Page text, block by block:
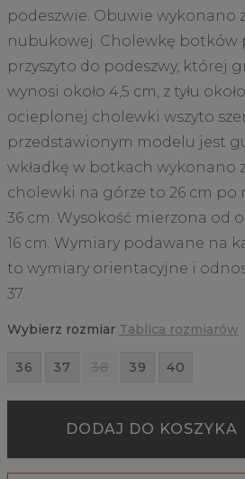
podeszwie. Obuwie wykonano
nubukowej. Cholewkę botków
przyszyto do podeszwy, której
wynosi około 4,5 cm, z tyłu
ocieplonej cholewki wszyto
przedstawionym modelu jest
wkładkę w botkach wykonano
cholewki na górze to 26 cm po
36 cm. Wysokość mierzona od
16 cm. Wymiary podawane na
to wymiary orientacyjne i
37.
Wybierz rozmiar Tablica rozmiarów
36 37 38 39 40
DODAJ DO KOSZYKA